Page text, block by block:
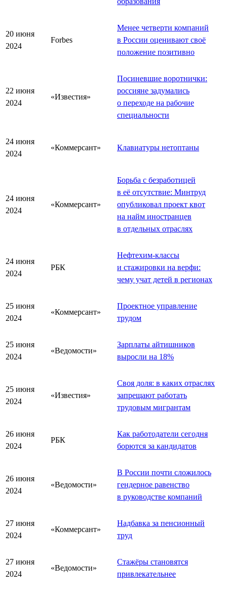
20 июня
2024
Forbes
Менее четверти компаний
в России оценивают своё
положение позитивно
22 июня
2024
«Известия»
Посиневшие воротнички:
россияне задумались
о переходе на рабочие
специальности
24 июня
2024
«Коммерсант» Клавиатуры нетоптаны
24 июня
2024
«Коммерсант»
Борьба с безработицей
в её отсутствие: Минтруд
опубликовал проект квот
на найм иностранцев
в отдельных отраслях
24 июня
2024
РБК
Нефтехим-классы
и стажировки на верфи:
чему учат детей в регионах
25 июня
2024
«Коммерсант»
Проектное управление
трудом
25 июня
2024
«Ведомости»
Зарплаты айтишников
выросли на 18%
25 июня
2024
«Известия»
Своя доля: в каких отраслях
запрещают работать
трудовым мигрантам
26 июня
2024
РБК
Как работодатели сегодня
борются за кандидатов
26 июня
2024
«Ведомости»
В России почти сложилось
гендерное равенство
в руководстве компаний
27 июня
2024
«Коммерсант»
Надбавка за пенсионный
труд
27 июня
2024
«Ведомости»
Стажёры становятся
привлекательнее